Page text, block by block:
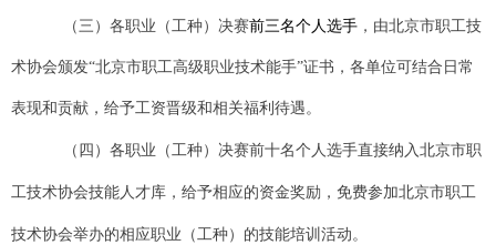
（三）各职业（工种）决赛前三名个人选手 ，由北京市职工技
术协会颁发“北京市职工高级职业技术能手”证书，各单位可结合日常
表现和贡献，给予工资晋级和相关福利待遇。
（四）各职业（工种）决赛前十名个人选手直接纳入北京市职
工技术协会技能人才库，给予相应的资金奖励，免费参加北京市职工
技术协会举办的相应职业（工种）的技能培训活动。